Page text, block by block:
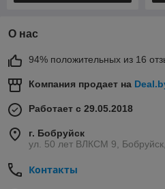
О нас
94% положительных из 16
Компания продает на
Работает с 29.05.2018
г. Бобруйск
ул. 50 лет ВЛКСМ 9,
Контакты